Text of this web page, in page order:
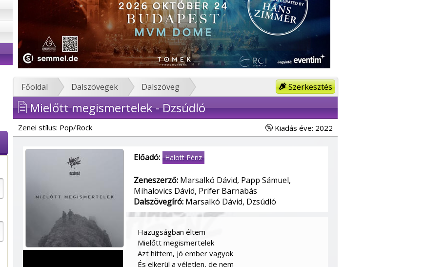
Szerkesztés
Főoldal Dalszövegek Dalszöveg
Mielőtt megismertelek - Dzsúdló
Zenei stílus: Pop/Rock Kiadás éve: 2022
Előadó: Halott Pénz
Zeneszerző: Marsalkó Dávid, Papp Sámuel,
Mihalovics Dávid, Prifer Barnabás
Dalszövegíró: Marsalkó Dávid, Dzsúdló
Hazugságban éltem
Mielőtt megismertelek
Azt hittem, jó ember vagyok
És elkerül a véletlen, de nem